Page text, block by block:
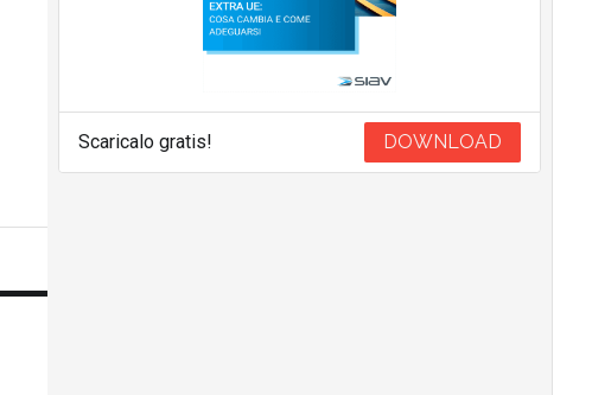
Scaricalo gratis! DOWNLOAD